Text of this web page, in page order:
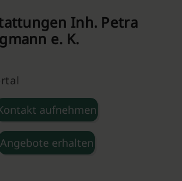
Inh. Petra
e. K.
aufnehmen
Angebote erhalten